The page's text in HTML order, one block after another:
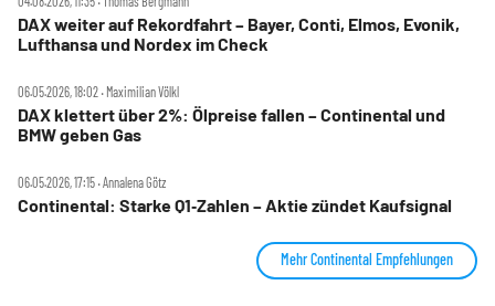
DAX weiter auf Rekordfahrt – Bayer, Conti, Elmos, Evonik,
Lufthansa und Nordex im Check
06.05.2026, 18:02 ‧ Maximilian Völkl
DAX klettert über 2%: Ölpreise fallen – Continental und
BMW geben Gas
06.05.2026, 17:15 ‧ Annalena Götz
Continental: Starke Q1‑Zahlen – Aktie zündet Kaufsignal
Mehr Continental Empfehlungen